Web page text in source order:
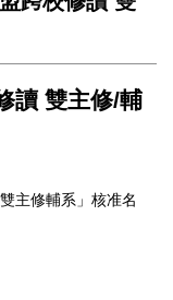
讀 雙主修/輔
主修輔系」核准名